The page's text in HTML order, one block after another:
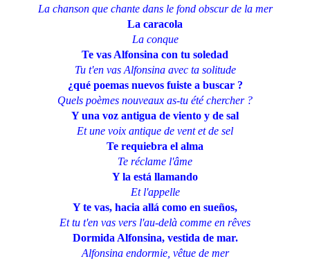
La chanson que chante dans le fond obscur de la mer
La caracola
La conque
Te vas Alfonsina con tu soledad
Tu t'en vas Alfonsina avec ta solitude
¿qué poemas nuevos fuiste a buscar ?
Quels poèmes nouveaux as-tu été chercher ?
Y una voz antigua de viento y de sal
Et une voix antique de vent et de sel
Te requiebra el alma
Te réclame l'âme
Y la está llamando
Et l'appelle
Y te vas, hacia allá como en sueños,
Et tu t'en vas vers l'au-delà comme en rêves
Dormida Alfonsina, vestida de mar.
Alfonsina endormie, vêtue de mer